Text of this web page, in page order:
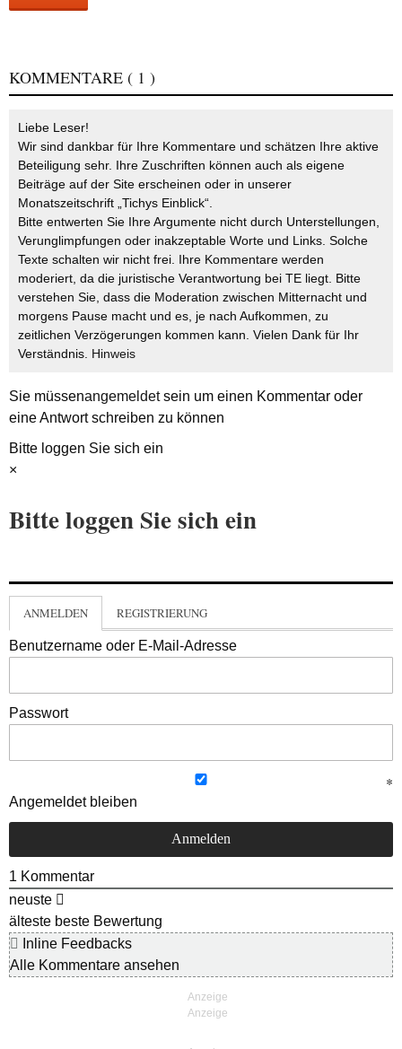
KOMMENTARE ( 1 )
Liebe Leser!
Wir sind dankbar für Ihre Kommentare und schätzen Ihre aktive
Beteiligung sehr. Ihre Zuschriften können auch als eigene
Beiträge auf der Site erscheinen oder in unserer
Monatszeitschrift „Tichys Einblick“.
Bitte entwerten Sie Ihre Argumente nicht durch Unterstellungen,
Verunglimpfungen oder inakzeptable Worte und Links. Solche
Texte schalten wir nicht frei. Ihre Kommentare werden
moderiert, da die juristische Verantwortung bei TE liegt. Bitte
verstehen Sie, dass die Moderation zwischen Mitternacht und
morgens Pause macht und es, je nach Aufkommen, zu
zeitlichen Verzögerungen kommen kann. Vielen Dank für Ihr
Verständnis. Hinweis
Sie müssenangemeldetsein um einen Kommentar oder
eine Antwort schreiben zu können
Bitte loggen Sie sich ein
×
Bitte loggen Sie sich ein
ANMELDEN REGISTRIERUNG
Benutzername oder E-Mail-Adresse
Passwort
Angemeldet bleiben
1 Kommentar
neuste
älteste beste Bewertung
Inline Feedbacks
Alle Kommentare ansehen